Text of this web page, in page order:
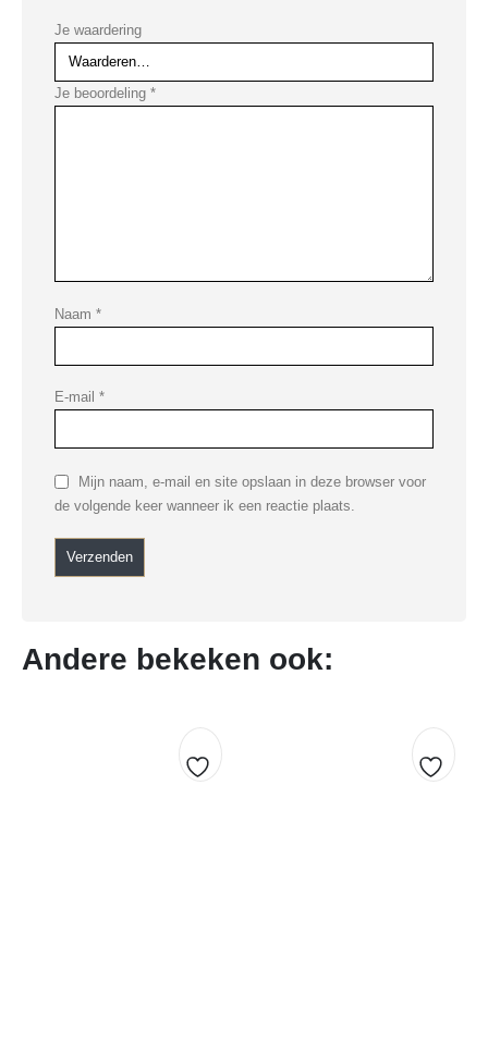
Je waardering
Je beoordeling *
Naam *
E-mail *
Mijn naam, e-mail en site opslaan in deze browser voor
de volgende keer wanneer ik een reactie plaats.
Andere bekeken ook: